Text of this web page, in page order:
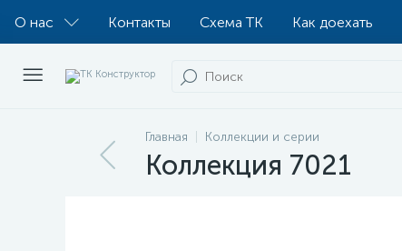
О нас Контакты Схема ТК Как доехать
Главная Коллекции и серии
Коллекция 7021